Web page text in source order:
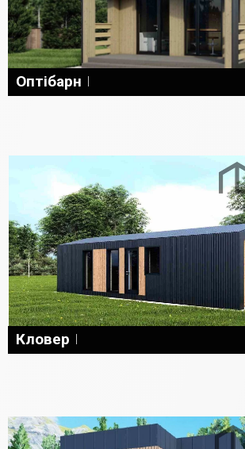
Оптібарн
Кловер